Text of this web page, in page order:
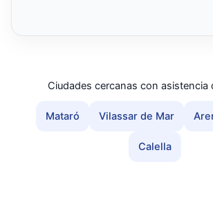
Ciudades cercanas con asistencia
Mataró Vilassar de Mar
Calella